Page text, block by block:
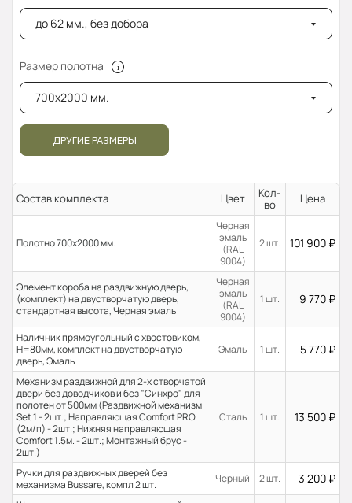
до 62 мм., без добора
Размер полотна
700x2000 мм.
ДРУГИЕ РАЗМЕРЫ
Состав комплекта Цвет
Кол-
во
Цена
Полотно 700x2000 мм.
Черная
эмаль
(RAL
9004)
2 шт. 101 900 ₽
Элемент короба на раздвижную дверь,
(комплект) на двустворчатую дверь,
стандартная высота, Черная эмаль
Черная
эмаль
(RAL
9004)
1 шт. 9 770 ₽
Наличник прямоугольный с хвостовиком,
H=80мм, комплект на двустворчатую
дверь, Эмаль
Эмаль 1 шт. 5 770 ₽
Механизм раздвижной для 2-х створчатой
двери без доводчиков и без "Синхро" для
полотен от 500мм (Раздвижной механизм
Set 1 - 2шт.; Направляющая Comfort PRO
(2м/п) - 2шт.; Нижняя направляющая
Comfort 1.5м. - 2шт.; Монтажный брус -
2шт.)
Сталь 1 шт. 13 500 ₽
Ручки для раздвижных дверей без
механизма Bussare, компл 2 шт.
Черный 2 шт. 3 200 ₽